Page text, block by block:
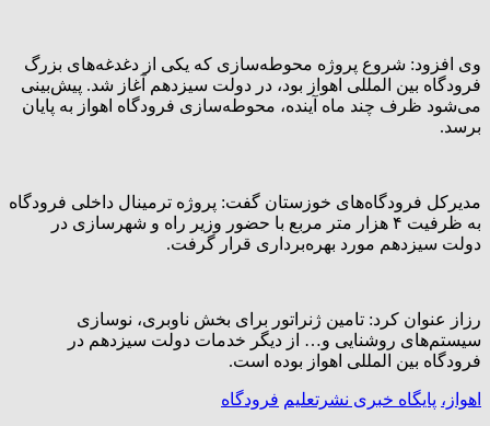
وی افزود: شروع پروژه محوطه‌سازی که یکی از دغدغه‌های بزرگ
فرودگاه بین المللی اهواز بود، در دولت سیزدهم آغاز شد. پیش‌بینی
می‌شود ظرف چند ماه آینده، محوطه‌سازی فرودگاه اهواز به پایان
برسد.
مدیرکل فرودگاه‌های خوزستان گفت: پروژه ترمینال داخلی فرودگاه
به ظرفیت ۴ هزار متر مربع با حضور وزیر راه و شهرسازی در
دولت سیزدهم مورد بهره‌برداری قرار گرفت.
رزاز عنوان کرد: تامین ژنراتور برای بخش ناوبری، نوسازی
سیستم‌های روشنایی و… از دیگر خدمات دولت سیزدهم در
فرودگاه بین المللی اهواز بوده است.
اهواز، پایگاه خبری نشرتعلیم فرودگاه